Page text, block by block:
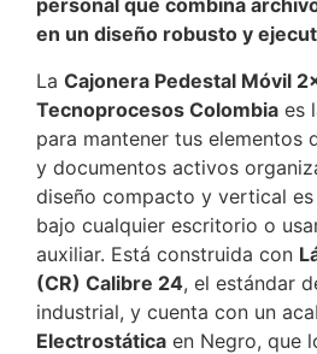
personal que combina
en un diseño robusto y
La Cajonera Pedestal Móvil
Tecnoprocesos Colombia es
para mantener tus elementos
y documentos activos
diseño compacto y vertical
bajo cualquier escritorio o
auxiliar. Está construida con
(CR) Calibre 24, el estándar
industrial, y cuenta con un
Electrostática en Negro, que